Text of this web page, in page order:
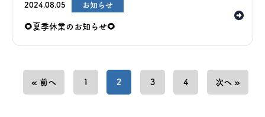
2024.08.05 お知らせ
🌻夏季休業のお知らせ🌻
« 前へ 1 2 3 4 次へ »